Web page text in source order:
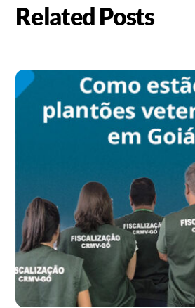
Related Posts